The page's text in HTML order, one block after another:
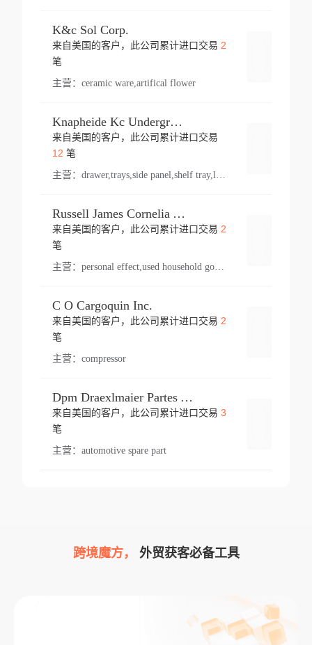
K&c Sol Corp.
来自美国的客户，此公司累计进口交易 2
笔
主营： ceramic ware,artifical flower
Knapheide Kc Underground
来自美国的客户，此公司累计进口交易
12 笔
主营：
Russell James Cornelia Arlington Va
来自美国的客户，此公司累计进口交易 2
笔
主营： personal effect,used household goods
C O Cargoquin Inc.
来自美国的客户，此公司累计进口交易 2
笔
主营： compressor
Dpm Draexlmaier Partes Automotrices Corr Ind Huejotzingo
来自美国的客户，此公司累计进口交易 3
笔
主营： automotive spare part
跨境魔方， 外贸获客必备工具